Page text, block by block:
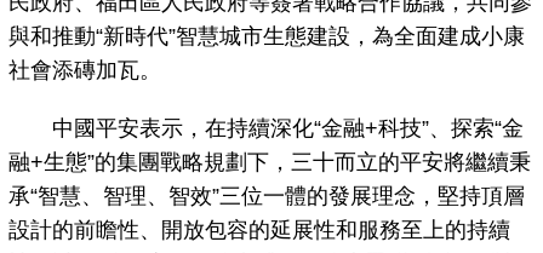
與和推動“新時代”智慧城市生態建設，為全面建成小康
社會添磚加瓦。
中國平安表示，在持續深化“金融+科技”、探索“金
融+生態”的集團戰略規劃下，三十而立的平安將繼續秉
承“智慧、智理、智效”三位一體的發展理念，堅持頂層
設計的前瞻性、開放包容的延展性和服務至上的持續